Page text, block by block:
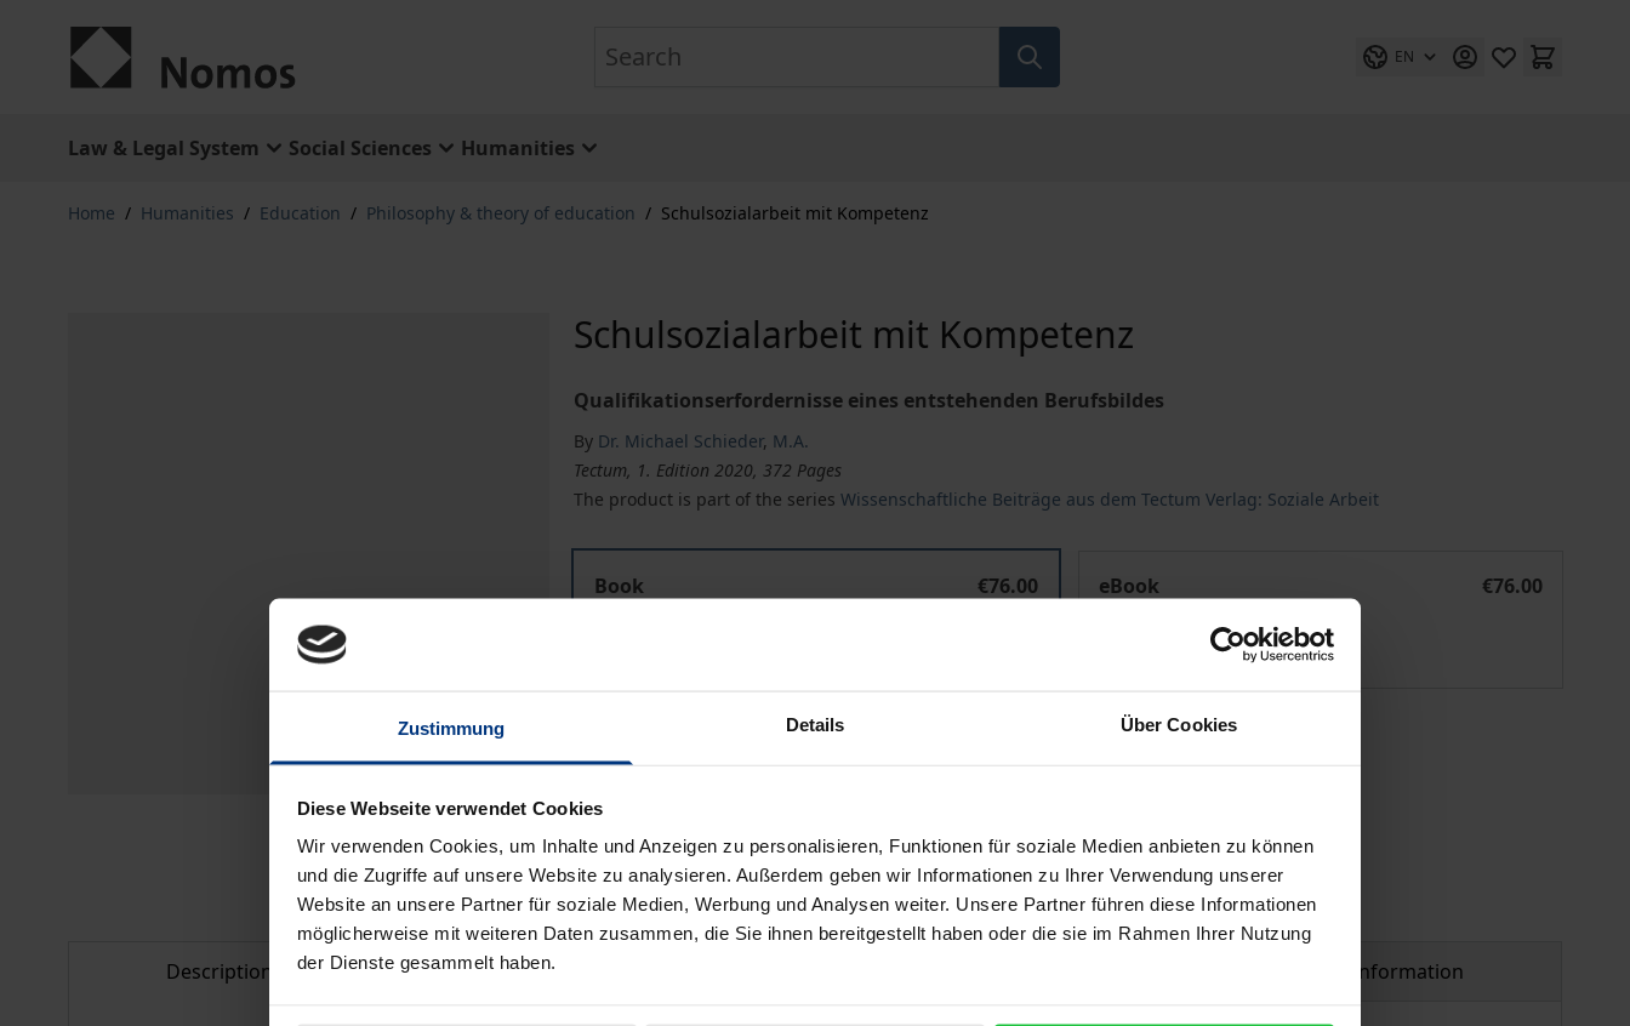
Zustimmung Details Über Cookies
Diese Webseite verwendet Cookies
Wir verwenden Cookies, um Inhalte und Anzeigen zu personalisieren, Funktionen für soziale Medien anbieten zu können
und die Zugriffe auf unsere Website zu analysieren. Außerdem geben wir Informationen zu Ihrer Verwendung unserer
Website an unsere Partner für soziale Medien, Werbung und Analysen weiter. Unsere Partner führen diese Informationen
möglicherweise mit weiteren Daten zusammen, die Sie ihnen bereitgestellt haben oder die sie im Rahmen Ihrer Nutzung
der Dienste gesammelt haben.
EN
Law & Legal System Social Sciences Humanities
Home / Humanities / Education / Philosophy & theory of education / Schulsozialarbeit mit Kompetenz
Schulsozialarbeit mit Kompetenz
Qualifikationserfordernisse eines entstehenden Berufsbildes
By Dr. Michael Schieder, M.A.
Tectum, 1. Edition 2020, 372 Pages
The product is part of the seriesWissenschaftliche Beiträge aus dem Tectum Verlag: Soziale Arbeit
Book
€76.00
eBook
€76.00
ISBN 978-3-8288-7510-4
Prices include VAT. Depending on the delivery address, VAT may vary at checkout.
Delivery cost notice
Description Bibliographical data Product safety information